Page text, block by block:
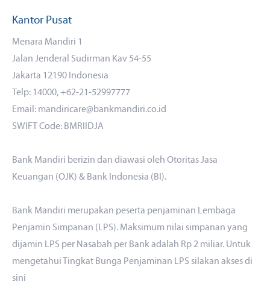
Kantor Pusat
Menara Mandiri 1
Jalan Jenderal Sudirman Kav 54-55
Jakarta 12190 Indonesia
Telp: 14000, +62-21-52997777
Email: mandiricare@bankmandiri.co.id
SWIFT Code: BMRIIDJA
Bank Mandiri berizin dan diawasi oleh Otoritas Jasa
Keuangan (OJK) & Bank Indonesia (BI).
Bank Mandiri merupakan peserta penjaminan Lembaga
Penjamin Simpanan (LPS). Maksimum nilai simpanan yang
dijamin LPS per Nasabah per Bank adalah Rp 2 miliar. Untuk
mengetahui Tingkat Bunga Penjaminan LPS silakan aksesdi
sini